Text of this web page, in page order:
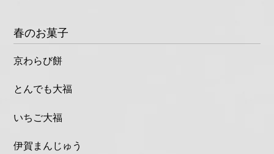
春のお菓子
京わらび餅
とんでも大福
いちご大福
伊賀まんじゅう